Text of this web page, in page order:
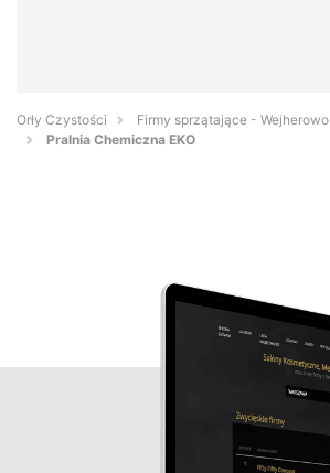
Orły Czystości
Firmy sprzątające - Wejherowo
Pralnia Chemiczna EKO